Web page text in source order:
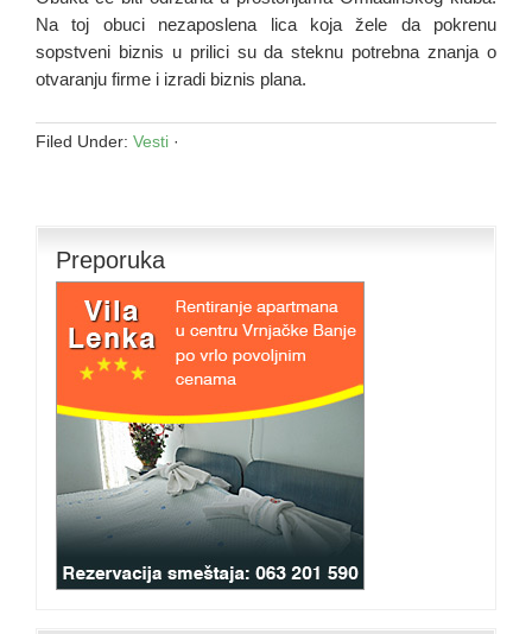
Na toj obuci nezaposlena lica koja žele da pokrenu
sopstveni biznis u prilici su da steknu potrebna znanja o
otvaranju firme i izradi biznis plana.
Filed Under: Vesti ·
Preporuka